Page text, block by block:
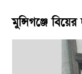
মুন্সিগঞ্জে